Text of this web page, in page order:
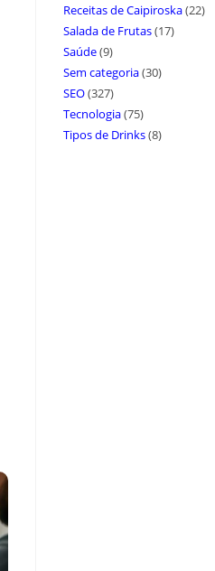
Receitas de Caipiroska(22)
Salada de Frutas(17)
Saúde(9)
Sem categoria(30)
SEO(327)
Tecnologia(75)
Tipos de Drinks(8)